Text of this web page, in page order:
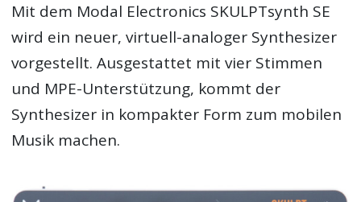
Mit dem Modal Electronics SKULPTsynth SE
wird ein neuer, virtuell-analoger Synthesizer
vorgestellt. Ausgestattet mit vier Stimmen
und MPE-Unterstützung, kommt der
Synthesizer in kompakter Form zum mobilen
Musik machen.